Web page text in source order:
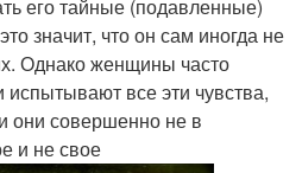
его тайные (подавленные)
значит, что он сам иногда не
Однако женщины часто
все эти чувства,
они совершенно не в
и не свое